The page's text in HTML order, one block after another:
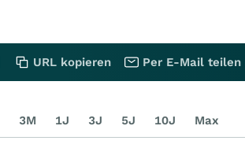
URL kopieren Per E-Mail teilen
3M 1J 3J 5J 10J Max